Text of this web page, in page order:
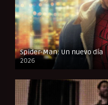
Spider-Man: Un nuevo día
2026
CAM